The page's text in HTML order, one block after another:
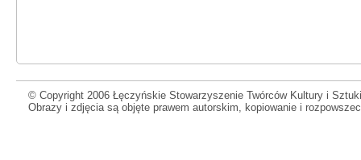
© Copyright 2006 Łęczyńskie Stowarzyszenie Twórców Kultury i
Obrazy i zdjęcia są objęte prawem autorskim, kopiowanie i